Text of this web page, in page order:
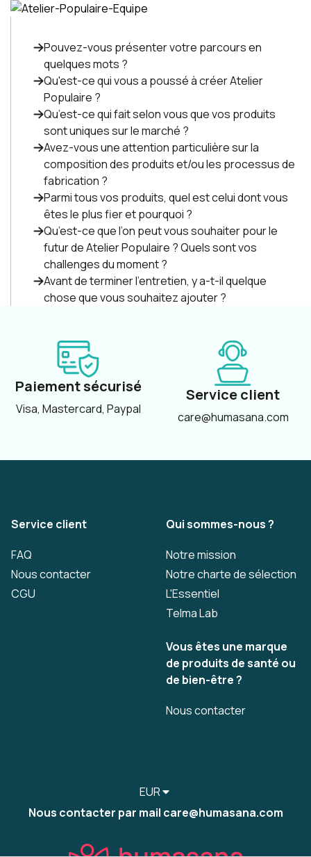
Pouvez-vous présenter votre parcours en
quelques mots ?
Qu'est-ce qui vous a poussé à créer Atelier
Populaire ?
Qu’est-ce qui fait selon vous que vos produits
sont uniques sur le marché ?
Avez-vous une attention particulière sur la
composition des produits et/ou les processus de
fabrication ?
Parmi tous vos produits, quel est celui dont vous
êtes le plus fier et pourquoi ?
Qu’est-ce que l’on peut vous souhaiter pour le
futur de Atelier Populaire ? Quels sont vos
challenges du moment ?
Avant de terminer l'entretien, y a-t-il quelque
chose que vous souhaitez ajouter ?
Paiement sécurisé
Visa, Mastercard, Paypal
Service client
care@humasana.com
Service client
FAQ
Nous contacter
CGU
Qui sommes-nous ?
Notre mission
Notre charte de sélection
L'Essentiel
Telma Lab
Vous êtes une marque
de produits de santé ou
de bien-être ?
Nous contacter
EUR
Nous contacter par mail care@humasana.com